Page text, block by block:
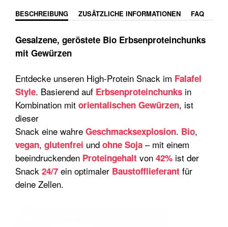
BESCHREIBUNG ZUSÄTZLICHE INFORMATIONEN FAQ
Gesalzene, geröstete Bio Erbsenproteinchunks
mit Gewürzen
Entdecke unseren High-Protein Snack im Falafel
Style. Basierend auf Erbsenproteinchunks in
Kombination mit orientalischen Gewürzen, ist
dieser
Snack eine wahre Geschmacksexplosion. Bio,
vegan, glutenfrei und ohne Soja – mit einem
beeindruckenden Proteingehalt von 42% ist der
Snack 24/7 ein optimaler Baustofflieferant für
deine Zellen.